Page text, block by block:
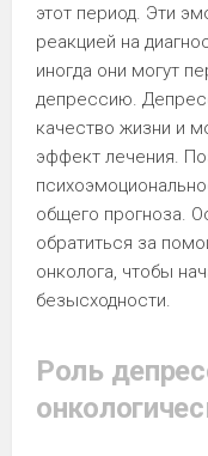
этот период. Эти
реакцией на
иногда они могут
депрессию.
качество жизни и
эффект лечения.
общего прогноза.
обратиться за
онколога, чтобы
безысходности.
Роль